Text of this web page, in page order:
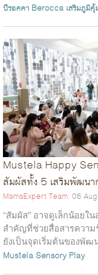
บีรอคคา Berocca เสริมภูมิ
Mustela Happy
สัมผัสทั้ง 5 เสริมพัฒน
MamaExpert Team 06
“สัมผัส” อาจดูเล็กน้อยใ
สำคัญที่ช่วยสื่อสารความ
ยังเป็นจุดเริ่มต้นของพั
Mustela Sensory Play